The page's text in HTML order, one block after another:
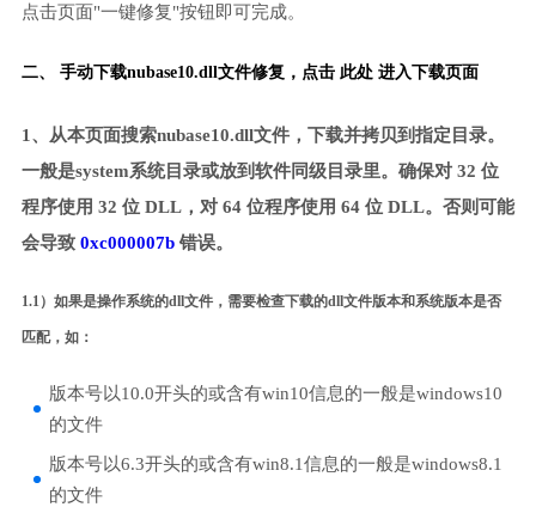
点击页面"一键修复"按钮即可完成。
二、 手动下载nubase10.dll文件修复， 点击 此处 进入下载页面
1、从本页面搜索nubase10.dll文件，下载并拷贝到指定目录。
一般是system系统目录或放到软件同级目录里。确保对 32 位
程序使用 32 位 DLL，对 64 位程序使用 64 位 DLL。否则可能
会导致 0xc000007b错误。
1.1）如果是操作系统的dll文件，需要检查下载的dll文件版本和系统版本是否
匹配，如：
版本号以10.0开头的或含有win10信息的一般是windows10
的文件
版本号以6.3开头的或含有win8.1信息的一般是windows8.1
的文件